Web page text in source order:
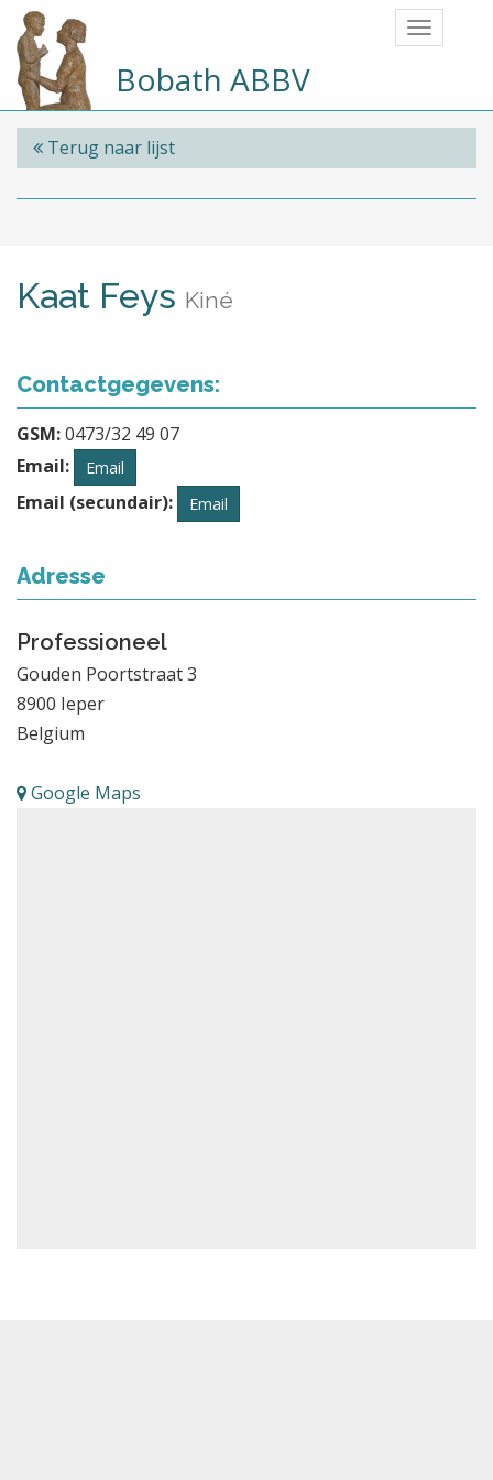
Bobath ABBV
Terug naar lijst
Kaat Feys Kiné
Contactgegevens:
GSM:0473/32 49 07
Email:
Email
Email (secundair): Email
Adresse
Professioneel
Gouden Poortstraat 3
8900 Ieper
Belgium
Google Maps